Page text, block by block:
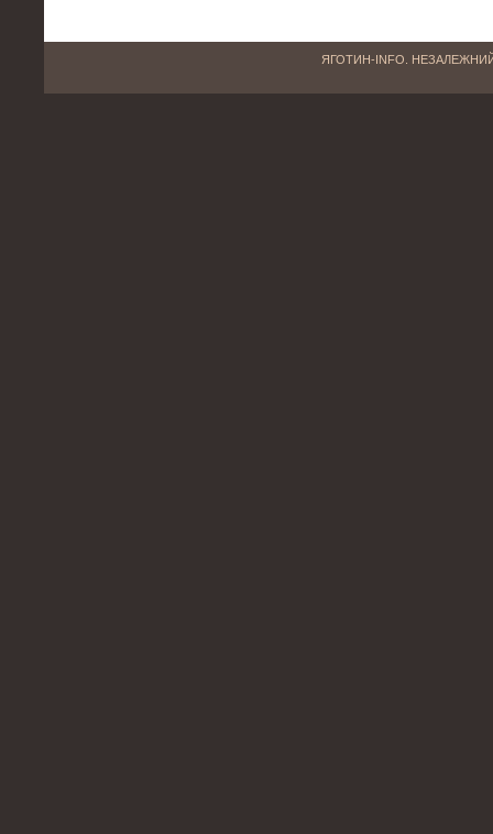
ЯГОТИН-INFO.